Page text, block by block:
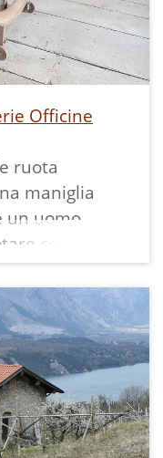
Officine
ruota
maniglia
un uomo
con ampi
munita di
man mano
della
gli
di
avanti dalla